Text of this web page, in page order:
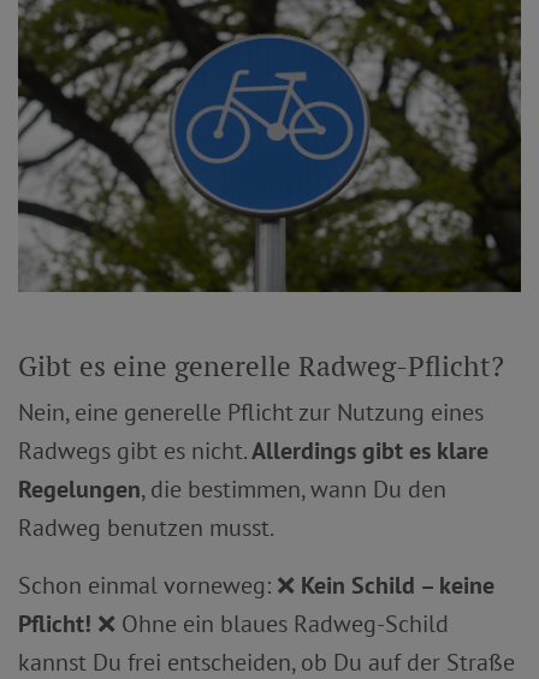
Gibt es eine generelle Radweg-Pflicht?
Nein, eine generelle Pflicht zur Nutzung eines
Radwegs gibt es nicht.Allerdings gibt es klare
Regelungen, die bestimmen, wann Du den
Radweg benutzen musst.
Schon einmal vorneweg: ❌ Kein Schild – keine
Pflicht! ❌ Ohne ein blaues Radweg-Schild
kannst Du frei entscheiden, ob Du auf der Straße